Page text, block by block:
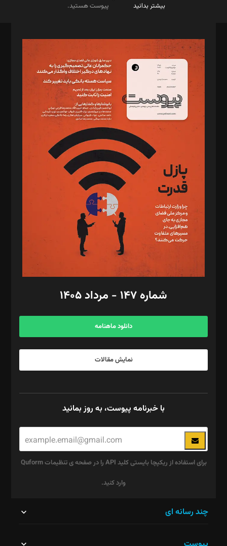
بیشتر بدانید
پیوست هستید.
مدیر مسئول: محمدباقر اثنی‌عشری
سردبیر: مهرک محمودی
دبیر تحریریه: میثم قاسمی
د‌بیر ناداستان: سمانه سمیع
د‌بیر خدمت و تجارت: ابوالفضل رجبی
د‌بیر حقوق فناوری: حسام‌الدین ایپکچی
د‌بیر پیوست جهان: مینا پاکدل
د‌بیر تحریریه آنلاین: بابک نقاش
تحریریه‌: مجتبی محمود‌ی، آرش برهمند، یسنا امان‌پور، سروش کرمیان،
مصطفی مسجدی آرانی، ابوالفضل رجبی، زهرا فکرانه، فائزه فتحی
رستمی،مصطفی باستان
ویرایش: نگار استاد‌‌آقا
طراح یونیفرم: مجید توکلی
فیلمبرداری و عکاسی: امیر شفیعی، مانی لطفی زاده
گرافیک و صفحه‌آرایی: سید‌سبحان‌علی ثابت
مد‌یر توسعه تجاری: کامبیز برید‌
امور مالی: شاپور رهبری، محمد‌ کاظمی‌نیا
آگهی و مشترکین: ۰۹۱۹۹۹۹۰۴۵۴
شماره ۱۴۷ - مرداد ۱۴۰۵
دانلود ماهنامه
نمایش مقالات
با خبرنامه پیوست، به روز بمانید
برای استفاده از ریکپچا بایستی کلید API را در صفحه ی تنظیمات Quform
وارد کنید.
چند رسانه ای